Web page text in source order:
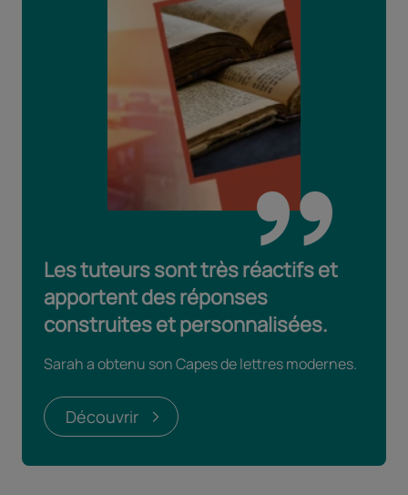
Les tuteurs sont très réactifs et
apportent des réponses
construites et personnalisées.
Sarah a obtenu son Capes de lettres modernes.
Découvrir